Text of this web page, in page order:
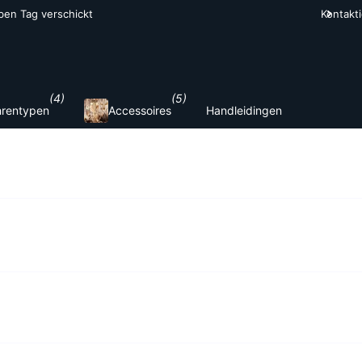
Tag verschickt
(4)
Accessoires
(5)
Handleidingen